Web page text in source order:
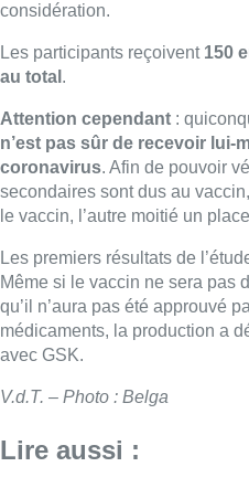
considération.
Les participants reçoivent 150
au total .
Attention cependant :
n’est pas sûr de recevoir lui-
coronavirus. Afin de pouvoir
secondaires sont dus au
le vaccin, l’autre moitié un
Les premiers résultats de
Même si le vaccin ne sera pas
qu’il n’aura pas été approuvé
médicaments, la production a
avec GSK.
V.d.T. – Photo : Belga
Lire aussi :